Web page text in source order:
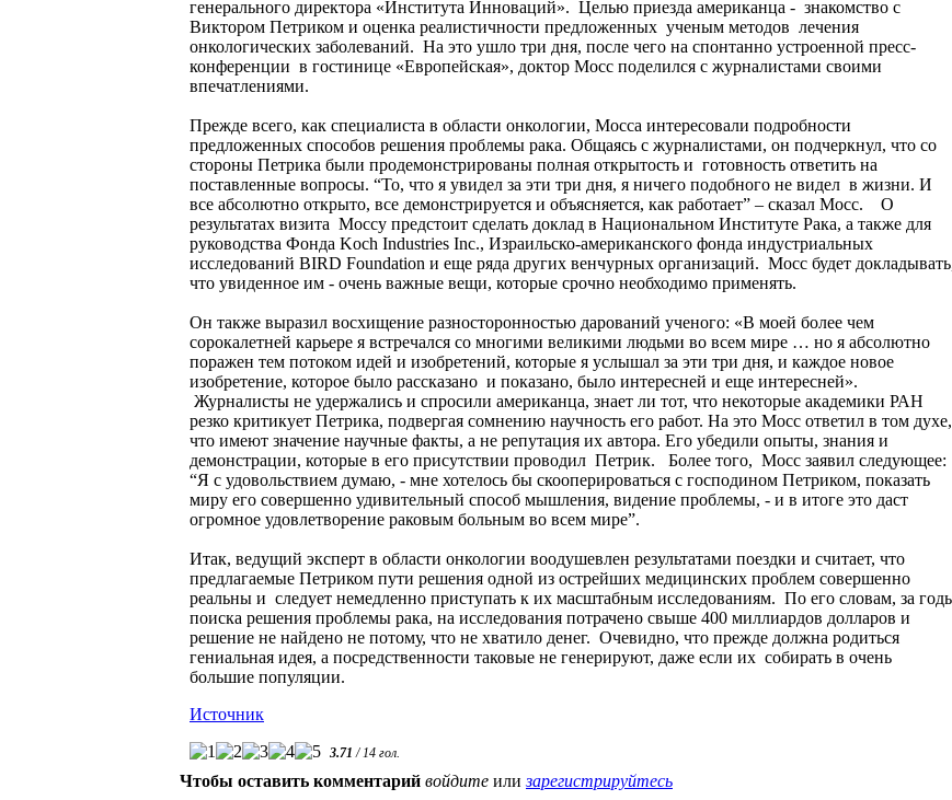
генерального директора «Института Инноваций». Целью приезда американца - знакомство с
Виктором Петриком и оценка реалистичности предложенных ученым методов лечения
онкологических заболеваний. На это ушло три дня, после чего на спонтанно устроенной пресс-
конференции в гостинице «Европейская», доктор Мосс поделился с журналистами своими
впечатлениями.
Прежде всего, как специалиста в области онкологии, Мосса интересовали подробности
предложенных способов решения проблемы рака. Общаясь с журналистами, он подчеркнул, что со
стороны Петрика были продемонстрированы полная открытость и готовность ответить на
поставленные вопросы. “То, что я увидел за эти три дня, я ничего подобного не видел в жизни. И
все абсолютно открыто, все демонстрируется и объясняется, как работает” – сказал Мосс. О
результатах визита Моссу предстоит сделать доклад в Национальном Институте Рака, а также для
руководства Фонда Koch Industries Inc., Израильско-американского фонда индустриальных
исследований BIRD Foundation и еще ряда других венчурных организаций. Мосс будет
что увиденное им - очень важные вещи, которые срочно необходимо применять.
Он также выразил восхищение разносторонностью дарований ученого: «В моей более чем
сорокалетней карьере я встречался со многими великими людьми во всем мире … но я абсолютно
поражен тем потоком идей и изобретений, которые я услышал за эти три дня, и каждое новое
изобретение, которое было рассказано и показано, было интересней и еще интересней».
Журналисты не удержались и спросили американца, знает ли тот, что некоторые академики РАН
резко критикует Петрика, подвергая сомнению научность его работ. На это Мосс ответил в том духе,
что имеют значение научные факты, а не репутация их автора. Его убедили опыты, знания и
демонстрации, которые в его присутствии проводил Петрик. Более того, Мосс заявил следующее:
“Я с удовольствием думаю, - мне хотелось бы скооперироваться с господином Петриком, показать
миру его совершенно удивительный способ мышления, видение проблемы, - и в итоге это даст
огромное удовлетворение раковым больным во всем мире”.
Итак, ведущий эксперт в области онкологии воодушевлен результатами поездки и считает, что
предлагаемые Петриком пути решения одной из острейших медицинских проблем совершенно
реальны и следует немедленно приступать к их масштабным исследованиям. По его словам, за
поиска решения проблемы рака, на исследования потрачено свыше 400 миллиардов долларов и
решение не найдено не потому, что не хватило денег. Очевидно, что прежде должна родиться
гениальная идея, а посредственности таковые не генерируют, даже если их собирать в очень
большие популяции.
Источник
3.71 /14 гол.
Чтобы оставить комментарий войдите илизарегистрируйтесь